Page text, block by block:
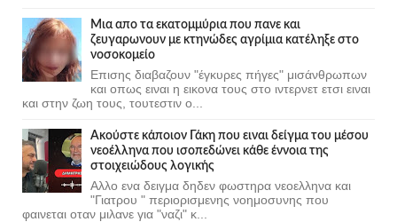
Μια απο τα εκατομμύρια που πανε και
ζευγαρωνουν με κτηνώδες αγρίμια κατέληξε στο
νοσοκομείο
Επισης διαβαζουν "έγκυρες πήγες" μισάνθρωπων
και οπως ειναι η εικονα τους στο ιντερνετ ετσι ειναι
και στην ζωη τους, τουτεστιν ο...
Ακούστε κάποιον Γάκη που ειναι δείγμα του μέσου
νεοέλληνα που ισοπεδώνει κάθε έννοια της
στοιχειώδους λογικής
Αλλο ενα δειγμα δηδεν φωστηρα νεοελληνα και
"Γιατρου " περιορισμενης νοημοσυνης που
φαινεται οταν μιλανε για "ναζι" κ...